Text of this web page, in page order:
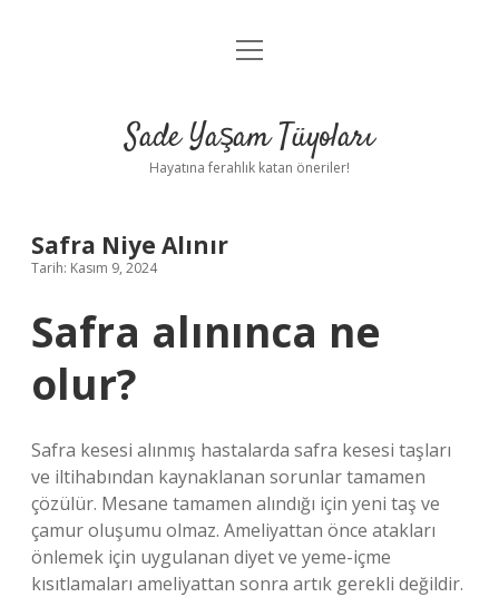
Anasayfa
Yasal Uyarı
menüyü
Sade Yaşam Tüyoları
Hayatına ferahlık katan öneriler!
Safra Niye Alınır
Tarih: Kasım 9, 2024
Safra alınınca ne
olur?
Safra kesesi alınmış hastalarda safra kesesi taşları
ve iltihabından kaynaklanan sorunlar tamamen
çözülür. Mesane tamamen alındığı için yeni taş ve
çamur oluşumu olmaz. Ameliyattan önce atakları
önlemek için uygulanan diyet ve yeme-içme
kısıtlamaları ameliyattan sonra artık gerekli değildir.